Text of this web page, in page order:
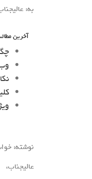
به:
آخرین
نوشته:
عالیجناب،